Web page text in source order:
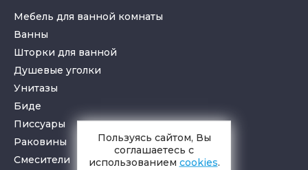
Мебель для ванной комнаты
Ванны
Шторки для ванной
Душевые уголки
Унитазы
Биде
Писсуары
Раковины
Смесители
Пользуясь сайтом, Вы
соглашаетесь с
использованием cookies.